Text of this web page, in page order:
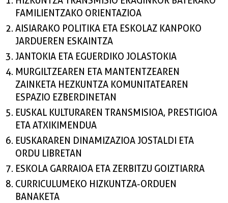
FAMILIENTZAKO ORIENTAZIOA
AISIARAKO POLITIKA ETA ESKOLAZ KANPOKO
JARDUEREN ESKAINTZA
JANTOKIA ETA EGUERDIKO JOLASTOKIA
MURGILTZEAREN ETA MANTENTZEAREN
ZAINKETA HEZKUNTZA KOMUNITATEAREN
ESPAZIO EZBERDINETAN
EUSKAL KULTURAREN TRANSMISIOA, PRESTIGIOA
ETA ATXIKIMENDUA
EUSKARAREN DINAMIZAZIOA JOSTALDI ETA
ORDU LIBRETAN
ESKOLA GARRAIOA ETA ZERBITZU GOIZTIARRA
CURRICULUMEKO HIZKUNTZA-ORDUEN
BANAKETA